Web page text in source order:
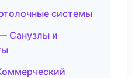
системы
Санузлы и